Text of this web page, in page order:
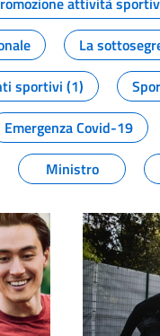
La
sportivi (1)
Emergenza Covid-19
Ministro